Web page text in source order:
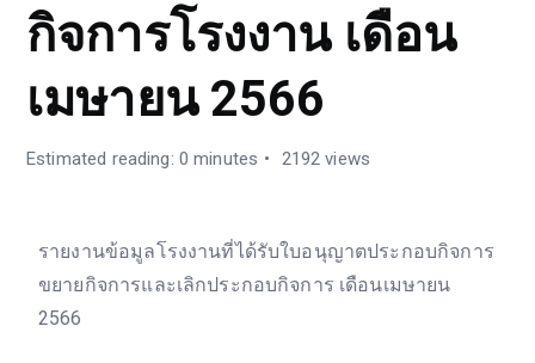
กิจการโรงงาน เดือน
เมษายน 2566
Estimated reading: 0 minutes 2192 views
รายงานข้อมูลโรงงานที่ได้รับใบอนุญาตประกอบกิจการ
ขยายกิจการและเลิกประกอบกิจการ เดือนเมษายน
2566